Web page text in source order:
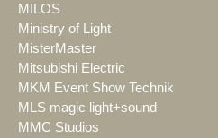
MILOS
Ministry of Light
MisterMaster
Mitsubishi Electric
MKM Event Show Technik
MLS magic light+sound
MMC Studios